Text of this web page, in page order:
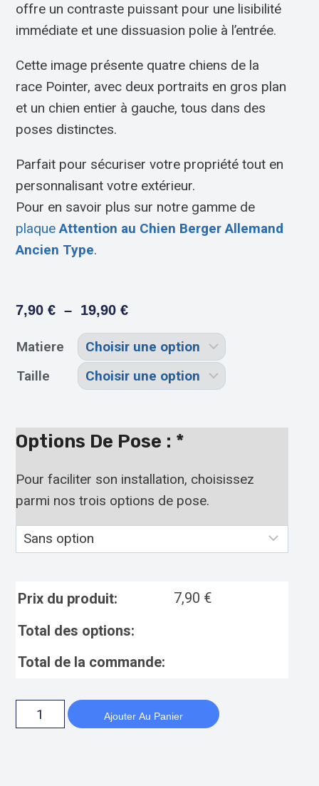
offre un contraste puissant pour une lisibilité
immédiate et une dissuasion polie à l’entrée.
Cette image présente quatre chiens de la
race Pointer, avec deux portraits en gros plan
et un chien entier à gauche, tous dans des
poses distinctes.
Parfait pour sécuriser votre propriété tout en
personnalisant votre extérieur.
Pour en savoir plus sur notre gamme de
plaqueAttention au Chien Berger Allemand
Ancien Type.
7,90€ – 19,90€
Matiere
Taille
Options De Pose : *
Pour faciliter son installation, choisissez
parmi nos trois options de pose.
Prix du produit: 7,90 €
Total des options:
Total de la commande:
Ajouter Au Panier